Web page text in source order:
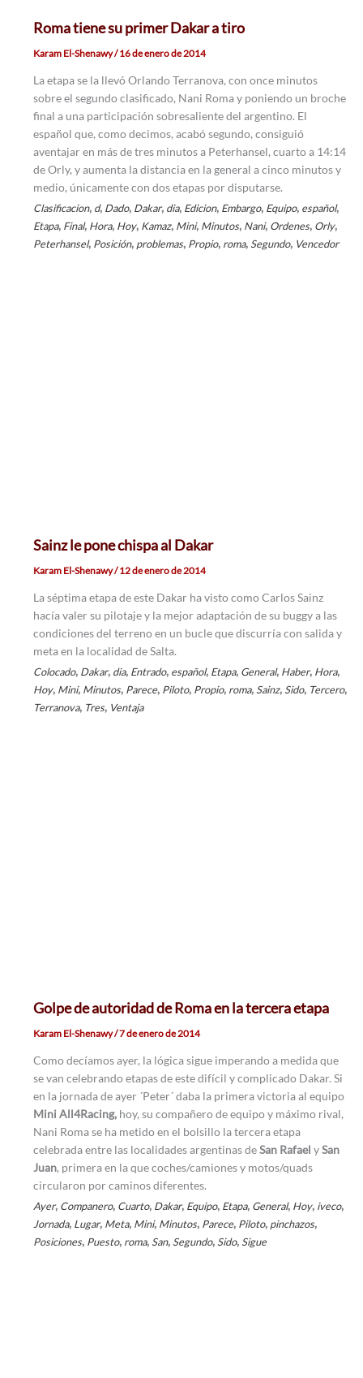
Roma tiene su primer Dakar a tiro
Karam El-Shenawy/16 de enero de 2014
La etapa se la llevó Orlando Terranova, con once minutos
sobre el segundo clasificado, Nani Roma y poniendo un broche
final a una participación sobresaliente del argentino. El
español que, como decimos, acabó segundo, consiguió
aventajar en más de tres minutos a Peterhansel, cuarto a 14:14
de Orly, y aumenta la distancia en la general a cinco minutos y
medio, únicamente con dos etapas por disputarse.
Clasificacion, d, Dado, Dakar, dia, Edicion, Embargo, Equipo, español,
Etapa, Final, Hora, Hoy, Kamaz, Mini, Minutos, Nani, Ordenes, Orly,
Peterhansel, Posición, problemas, Propio, roma, Segundo, Vencedor
Sainz le pone chispa al Dakar
Karam El-Shenawy/12 de enero de 2014
La séptima etapa de este Dakar ha visto como Carlos Sainz
hacía valer su pilotaje y la mejor adaptación de su buggy a las
condiciones del terreno en un bucle que discurría con salida y
meta en la localidad de Salta.
Colocado, Dakar, dia, Entrado, español, Etapa, General, Haber, Hora,
Hoy, Mini, Minutos, Parece, Piloto, Propio, roma, Sainz, Sido, Tercero,
Terranova, Tres, Ventaja
Golpe de autoridad de Roma en la tercera etapa
Karam El-Shenawy/7 de enero de 2014
Como decíamos ayer, la lógica sigue imperando a medida que
se van celebrando etapas de este difícil y complicado Dakar. Si
en la jornada de ayer ´Peter´ daba la primera victoria al equipo
Mini All4Racing, hoy, su compañero de equipo y máximo rival,
Nani Roma se ha metido en el bolsillo la tercera etapa
celebrada entre las localidades argentinas deSan Rafael ySan
Juan, primera en la que coches/camiones y motos/quads
circularon por caminos diferentes.
Ayer, Companero, Cuarto, Dakar, Equipo, Etapa, General, Hoy, iveco,
Jornada, Lugar, Meta, Mini, Minutos, Parece, Piloto, pinchazos,
Posiciones, Puesto, roma, San, Segundo, Sido, Sigue